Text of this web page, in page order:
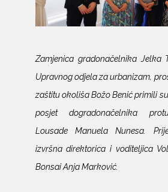
Zamjenica gradonačelnika Jelka
Upravnog odjela za urbanizam,
zaštitu okoliša Božo Benić primili
posjet dogradonačelnika
Lousade Manuela Nunesa.
izvršna direktorica i voditeljica
Bonsai Anja Marković.